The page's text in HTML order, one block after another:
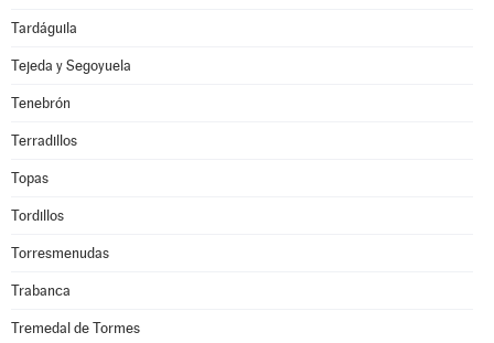
Tardáguila
Tejeda y Segoyuela
Tenebrón
Terradillos
Topas
Tordillos
Torresmenudas
Trabanca
Tremedal de Tormes